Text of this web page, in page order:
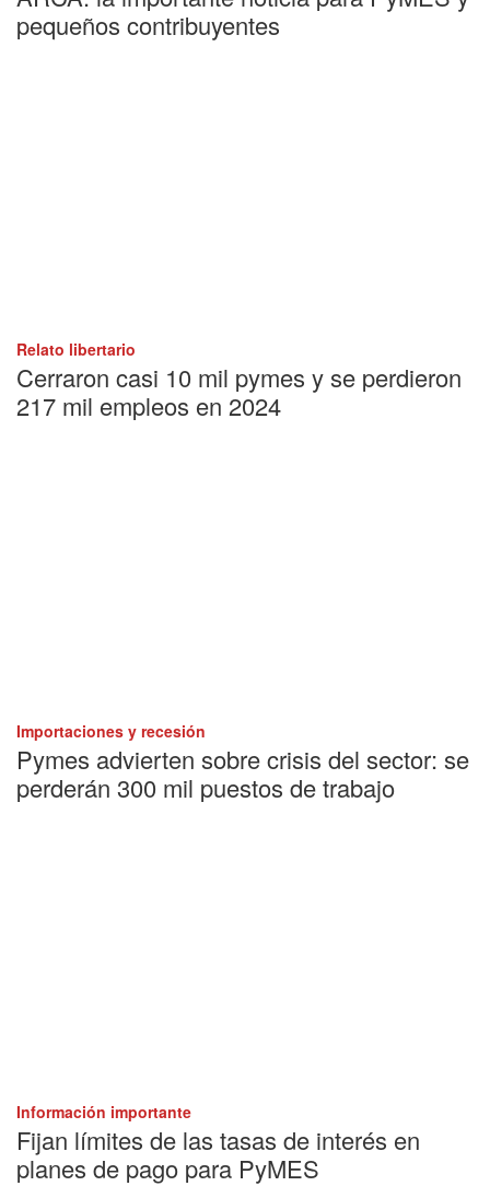
pequeños contribuyentes
Relato libertario
Cerraron casi 10 mil pymes y se perdieron
217 mil empleos en 2024
Importaciones y recesión
Pymes advierten sobre crisis del sector: se
perderán 300 mil puestos de trabajo
Información importante
Fijan límites de las tasas de interés en
planes de pago para PyMES